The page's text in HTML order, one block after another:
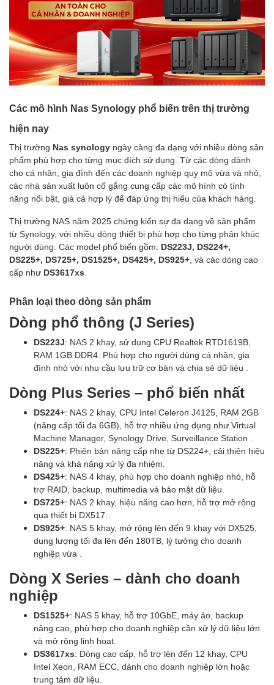
Các mô hình Nas Synology phổ biến trên thị trường
hiện nay
Thị trường Nas synology ngày càng đa dạng với nhiều dòng sản
phẩm phù hợp cho từng mục đích sử dụng. Từ các dòng dành
cho cá nhân, gia đình đến các doanh nghiệp quy mô vừa và nhỏ,
các nhà sản xuất luôn cố gắng cung cấp các mô hình có tính
năng nổi bật, giá cả hợp lý để đáp ứng thị hiếu của khách hàng.
Thị trường NAS năm 2025 chứng kiến sự đa dạng về sản phẩm
từ Synology, với nhiều dòng thiết bị phù hợp cho từng phân khúc
người dùng. Các model phổ biến gồm: DS223J, DS224+,
DS225+, DS725+, DS1525+, DS425+, DS925+ , và các dòng cao
cấp như DS3617xs
Phân loại theo dòng sản phẩm
Dòng phổ thông (J Series)
DS223J: NAS 2 khay, sử dụng CPU Realtek RTD1619B,
RAM 1GB DDR4. Phù hợp cho người dùng cá nhân, gia
đình nhỏ với nhu cầu lưu trữ cơ bản và chia sẻ dữ liệu .
Dòng Plus Series – phổ biến nhất
DS224+: NAS 2 khay, CPU Intel Celeron J4125, RAM 2GB
(nâng cấp tối đa 6GB), hỗ trợ nhiều ứng dụng như Virtual
Machine Manager, Synology Drive, Surveillance Station .
DS225+: Phiên bản nâng cấp nhẹ từ DS224+, cải thiện hiệu
năng và khả năng xử lý đa nhiệm.
DS425+: NAS 4 khay, phù hợp cho doanh nghiệp nhỏ, hỗ
trợ RAID, backup, multimedia và bảo mật dữ liệu.
DS725+: NAS 2 khay, hiệu năng cao hơn, hỗ trợ mở rộng
qua thiết bị DX517.
DS925+: NAS 5 khay, mở rộng lên đến 9 khay với DX525,
dung lượng tối đa lên đến 180TB, lý tưởng cho doanh
nghiệp vừa .
Dòng X Series – dành cho doanh
nghiệp
DS1525+: NAS 5 khay, hỗ trợ 10GbE, máy ảo, backup
nâng cao, phù hợp cho doanh nghiệp cần xử lý dữ liệu lớn
và mở rộng linh hoạt.
DS3617xs: Dòng cao cấp, hỗ trợ lên đến 12 khay, CPU
Intel Xeon, RAM ECC, dành cho doanh nghiệp lớn hoặc
trung tâm dữ liệu.